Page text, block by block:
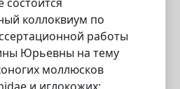
коллоквиум по
работы
Юрьевны на тему
моллюсков
и иглокожих: